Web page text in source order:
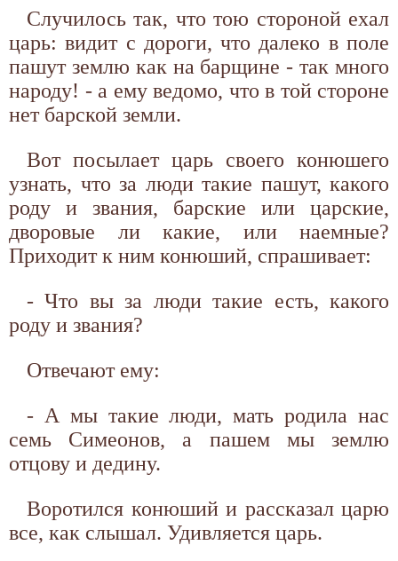
Случилось так, что тою стороной ехал
царь: видит с дороги, что далеко в поле
пашут землю как на барщине - так много
народу! - а ему ведомо, что в той стороне
нет барской земли.
Вот посылает царь своего конюшего
узнать, что за люди такие пашут, какого
роду и звания, барские или царские,
дворовые ли какие, или наемные?
Приходит к ним конюший, спрашивает:
- Что вы за люди такие есть, какого
роду и звания?
Отвечают ему:
- А мы такие люди, мать родила нас
семь Симеонов, а пашем мы землю
отцову и дедину.
Воротился конюший и рассказал царю
все, как слышал. Удивляется царь.